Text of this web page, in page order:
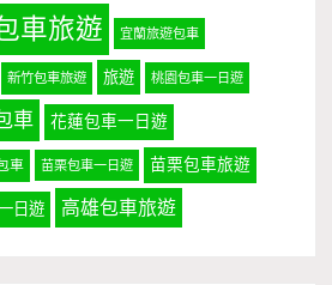
車旅遊 宜蘭旅遊包車
新竹包車旅遊 旅遊 桃園包車一日遊
車 花蓮包車一日遊
車 苗栗包車一日遊 苗栗包車旅遊
日遊 高雄包車旅遊